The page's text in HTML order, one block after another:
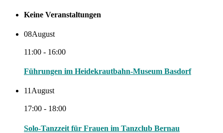
Keine Veranstaltungen
08August
11:00 - 16:00
Führungen im Heidekrautbahn-Museum Basdorf
11 August
17:00 - 18:00
Solo-Tanzzeit für Frauen im Tanzclub Bernau